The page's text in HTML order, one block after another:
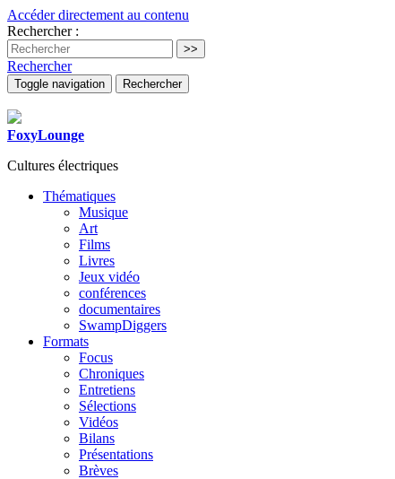
Accéder directement au contenu
Rechercher :
Rechercher
Toggle navigation Rechercher
FoxyLounge
Cultures électriques
Thématiques
Musique
Art
Films
Livres
Jeux vidéo
conférences
documentaires
SwampDiggers
Formats
Focus
Chroniques
Entretiens
Sélections
Vidéos
Bilans
Présentations
Brèves